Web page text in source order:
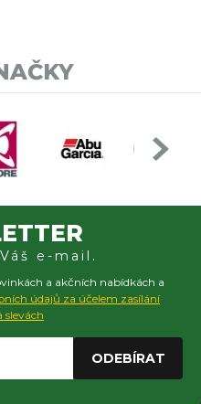
e-mail.
a akčních nabídkách a
údajů za účelem zasílání
slevách
ODEBÍRAT